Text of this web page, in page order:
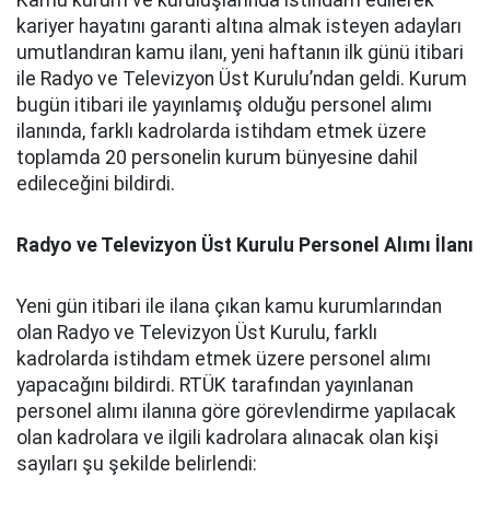
kariyer hayatını garanti altına almak isteyen adayları
umutlandıran kamu ilanı, yeni haftanın ilk günü itibari
ile Radyo ve Televizyon Üst Kurulu’ndan geldi. Kurum
bugün itibari ile yayınlamış olduğu personel alımı
ilanında, farklı kadrolarda istihdam etmek üzere
toplamda 20 personelin kurum bünyesine dahil
edileceğini bildirdi.
Radyo ve Televizyon Üst Kurulu Personel Alımı İlanı
Yeni gün itibari ile ilana çıkan kamu kurumlarından
olan Radyo ve Televizyon Üst Kurulu, farklı
kadrolarda istihdam etmek üzere personel alımı
yapacağını bildirdi. RTÜK tarafından yayınlanan
personel alımı ilanına göre görevlendirme yapılacak
olan kadrolara ve ilgili kadrolara alınacak olan kişi
sayıları şu şekilde belirlendi: